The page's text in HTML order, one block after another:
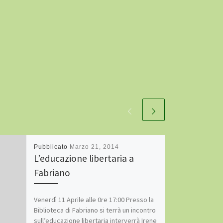
Pubblicato Marzo 21, 2014
L’educazione libertaria a
Fabriano
Venerdì 11 Aprile alle 0re 17:00 Presso la
Biblioteca di Fabriano si terrà un incontro
sull’educazione libertaria interverrà Irene